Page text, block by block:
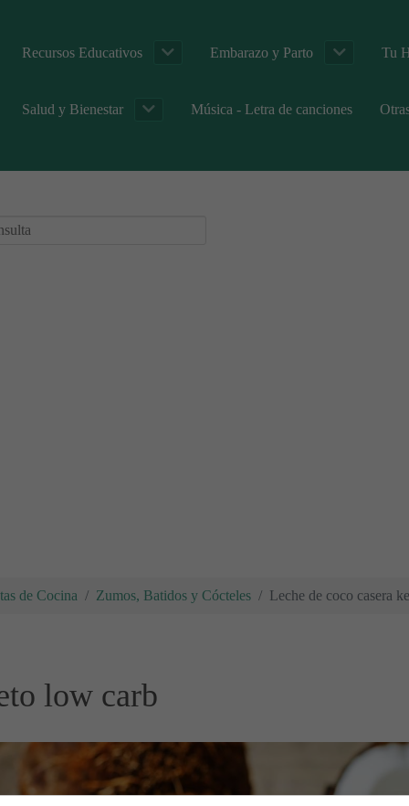
Recursos Educativos Embarazo y Parto Tu
Salud y Bienestar Música - Letra de canciones
de Cocina Zumos, Batidos y Cócteles Leche de coco casera
low carb